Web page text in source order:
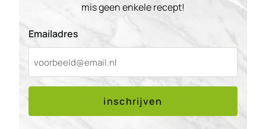
mis geen enkele recept!
Emailadres
inschrijven